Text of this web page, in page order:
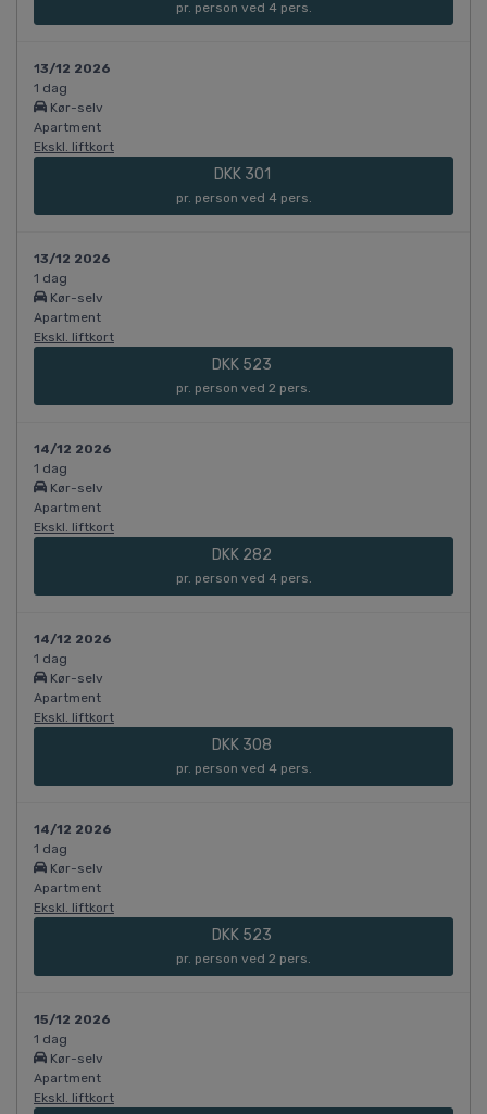
pr. person ved 4 pers.
13/12 2026
1 dag
Kør-selv
Apartment
Ekskl. liftkort
DKK 301
pr. person ved 4 pers.
13/12 2026
1 dag
Kør-selv
Apartment
Ekskl. liftkort
DKK 523
pr. person ved 2 pers.
14/12 2026
1 dag
Kør-selv
Apartment
Ekskl. liftkort
DKK 282
pr. person ved 4 pers.
14/12 2026
1 dag
Kør-selv
Apartment
Ekskl. liftkort
DKK 308
pr. person ved 4 pers.
14/12 2026
1 dag
Kør-selv
Apartment
Ekskl. liftkort
DKK 523
pr. person ved 2 pers.
15/12 2026
1 dag
Kør-selv
Apartment
Ekskl. liftkort